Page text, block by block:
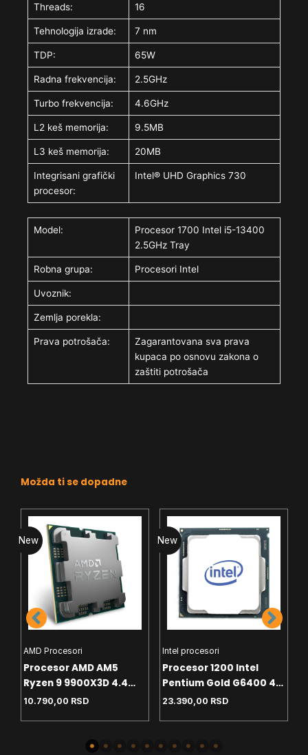
Threads: 16
Tehnologija izrade: 7 nm
TDP: 65W
Radna frekvencija: 2.5GHz
Turbo frekvencija: 4.6GHz
L2 keš memorija: 9.5MB
L3 keš memorija: 20MB
Integrisani grafički
procesor:
Intel® UHD Graphics 730
Model:
Procesor 1700 Intel i5-13400
2.5GHz Tray
Robna grupa: Procesori Intel
Uvoznik:
Zemlja porekla:
Prava potrošača:
Zagarantovana sva prava
kupaca po osnovu zakona o
zaštiti potrošača
Možda ti se dopadne
New
AMD Procesori
Procesor AMD AM5
Ryzen 9 9900X3D 4.4
GHz Tray
10.790,00 RSD
New
Intel procesori
Procesor 1200 Intel
Pentium Gold G6400 4.0
GHz Tray
23.390,00 RSD